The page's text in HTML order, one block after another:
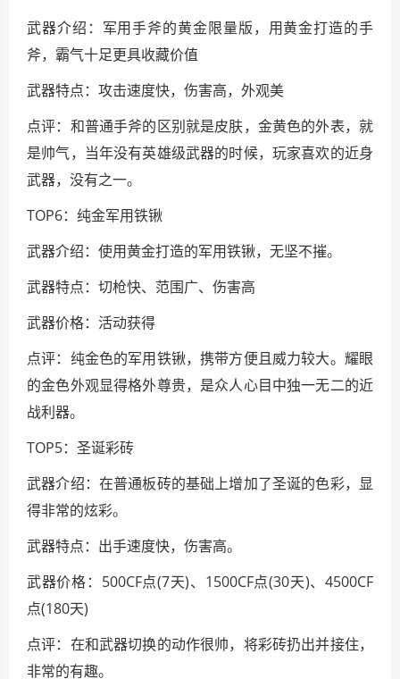
武器介绍：军用手斧的黄金限量版，用黄金打造的手
斧，霸气十足更具收藏价值
武器特点：攻击速度快，伤害高，外观美
点评：和普通手斧的区别就是皮肤，金黄色的外表，就
是帅气，当年没有英雄级武器的时候，玩家喜欢的近身
武器，没有之一。
TOP6：纯金军用铁锹
武器介绍：使用黄金打造的军用铁锹，无坚不摧。
武器特点：切枪快、范围广、伤害高
武器价格：活动获得
点评：纯金色的军用铁锹，携带方便且威力较大。耀眼
的金色外观显得格外尊贵，是众人心目中独一无二的近
战利器。
TOP5：圣诞彩砖
武器介绍：在普通板砖的基础上增加了圣诞的色彩，显
得非常的炫彩。
武器特点：出手速度快，伤害高。
武器价格：500CF点(7天)、1500CF点(30天)、4500CF
点(180天)
点评：在和武器切换的动作很帅，将彩砖扔出并接住，
非常的有趣。